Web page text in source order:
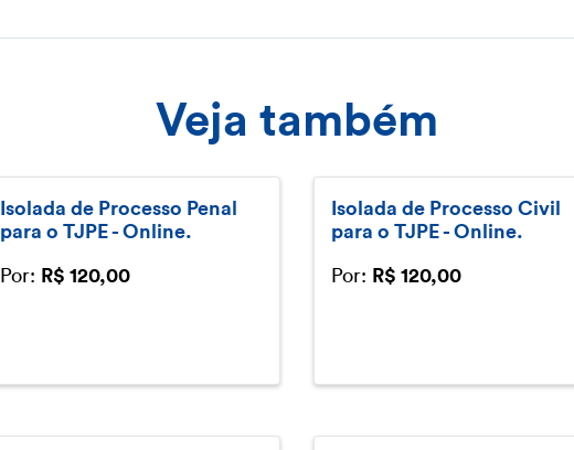
Veja também
Isolada de Processo Penal
para o TJPE - Online.
Por: R$ 120,00
Isolada de Processo Civil
para o TJPE - Online.
Por: R$ 120,00